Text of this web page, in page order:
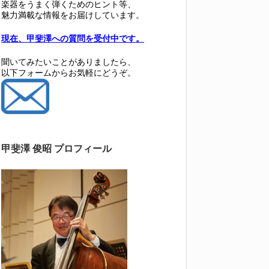
楽器をうまく弾くためのヒント等、
魅力満載な情報をお届けしています。
現在、甲斐澤への質問を受付中です。
聞いてみたいことがありましたら、
以下フォームからお気軽にどうぞ。
甲斐澤 俊昭 プロフィール